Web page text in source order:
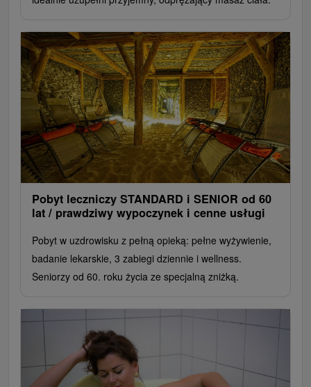
Pobyt leczniczy STANDARD i SENIOR od 60
lat / prawdziwy wypoczynek i cenne usługi
Pobyt w uzdrowisku z pełną opieką: pełne wyżywienie,
badanie lekarskie, 3 zabiegi dziennie i wellness.
Seniorzy od 60. roku życia ze specjalną zniżką.